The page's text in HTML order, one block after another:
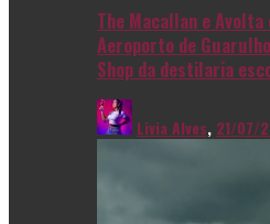
The Macallan e
Aeroporto de
Shop da destilaria
Livia Alves, 21/07/